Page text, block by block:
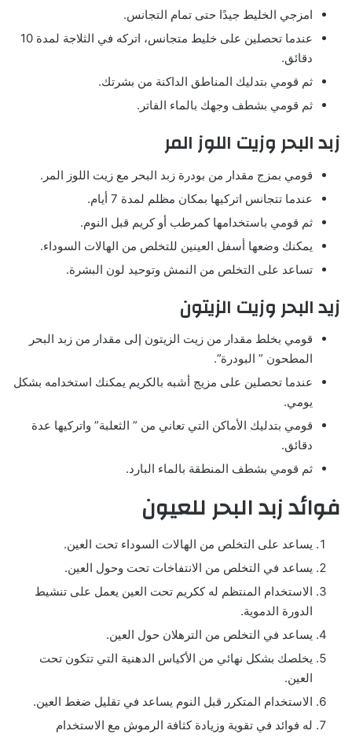
امزجي الخليط جيدًا حتى تمام التجانس.
عندما تحصلين على خليط متجانس، اتركه في الثلاجة لمدة 10
دقائق.
ثم قومي بتدليك المناطق الداكنة من بشرتك.
ثم قومي بشطف وجهك بالماء الفاتر.
زبد البحر وزيت اللوز المر
قومي بمزج مقدار من بودرة زبد البحر مع زيت اللوز المر.
عندما تتجانس اتركيها بمكان مظلم لمدة 7 أيام.
ثم قومي باستخدامها كمرطب أو كريم قبل النوم.
يمكنك وضعها أسفل العينين للتخلص من الهالات السوداء.
تساعد على التخلص من النمش وتوحيد لون البشرة.
زيد البحر وزيت الزيتون
قومي بخلط مقدار من زيت الزيتون إلى مقدار من زبد البحر
المطحون ” البودرة”.
عندما تحصلين على مزيج أشبه بالكريم يمكنك استخدامه بشكل
يومي.
قومي بتدليك الأماكن التي تعاني من ” الثعلبة” واتركيها عدة
دقائق.
ثم قومي بشطف المنطقة بالماء البارد.
فوائد زبد البحر للعيون
يساعد على التخلص من الهالات السوداء تحت العين.
يساعد في التخلص من الانتفاخات تحت وحول العين.
الاستخدام المنتظم له ككريم تحت العين يعمل على تنشيط
الدورة الدموية.
يساعد في التخلص من الترهلان حول العين.
يخلصك بشكل نهائي من الأكياس الدهنية التي تتكون تحت
العين.
الاستخدام المتكرر قبل النوم يساعد في تقليل ضغط العين.
له فوائد في تقوية وزيادة كثافة الرموش مع الاستخدام